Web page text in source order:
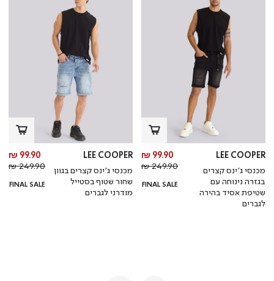
LEE COOPER
מכנסי ג’ינס קצרים
בגזרה נינוחה עם
שטיפת אסיד בהירה
לגברים
מחיר
מוצר
99.90 ₪
מחיר
רגיל
249.90 ₪
FINAL SALE
LEE COOPER
מכנסי ג’ינס קצרים בגוון
שחור שטוף בסטייל
מודרני לגברים
99.90 ₪
249.90 ₪
FINAL SALE